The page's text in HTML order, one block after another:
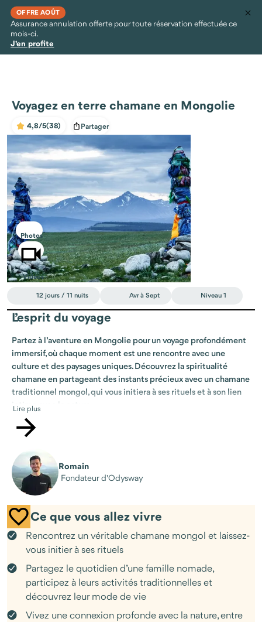
OFFRE AOÛT
Assurance annulation offerte pour toute réservation effectuée ce
mois-ci.
J'en profite
Voyagez en terre chamane en Mongolie
4,8/5(38) Partager
Photos
Vidéos
12 jours / 11 nuits
Avr à Sept Niveau 1
L’esprit du voyage
Partez à l’aventure en Mongolie pour un voyage profondément
immersif, où chaque moment est une rencontre avec une
culture et des paysages uniques. Découvrez la spiritualité
chamane en partageant des instants précieux avec un chamane
traditionnel mongol, qui vous initiera à ses rituels et à son lien
intime avec la nature.
Ce séjour est une invitation à vivre au rythme des nomades, à
partager leur quotidien et à découvrir leurs traditions, entre
hospitalité sincère et sagesse transmise depuis des
générations. Vous explorerez des paysages variés à pied et à
cheval : steppes immenses, rivières sinueuses, dunes du désert
du Petit Gobi et forêts préservées où vous bivouaquerez.
Laissez-vous porter par cette aventure unique, entre rencontres
inoubliables, spiritualité et immersion en pleine nature. Une
expérience rare qui célèbre la vie simple et authentique au
cœur des vastes terres mongoles.
Lire plus
Romain
Fondateur d'Odysway
Ce que vous allez vivre
Rencontrez un véritable chamane mongol et laissez-
vous initier à ses rituels
Partagez le quotidien d’une famille nomade,
participez à leurs activités traditionnelles et
découvrez leur mode de vie
Vivez une connexion profonde avec la nature, entre